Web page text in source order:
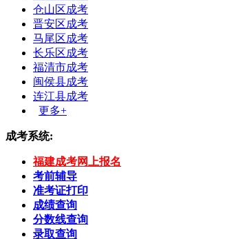
仓山区成考
晋安区成考
马尾区成考
长乐区成考
福清市成考
闽侯县成考
连江县成考
更多+
成考系统:
福建成考网上报名
考前辅导
准考证打印
成绩查询
分数线查询
录取查询